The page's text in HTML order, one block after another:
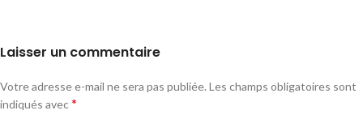
Laisser un commentaire
Votre adresse e-mail ne sera pas publiée. Les champs obligatoires sont
indiqués avec*